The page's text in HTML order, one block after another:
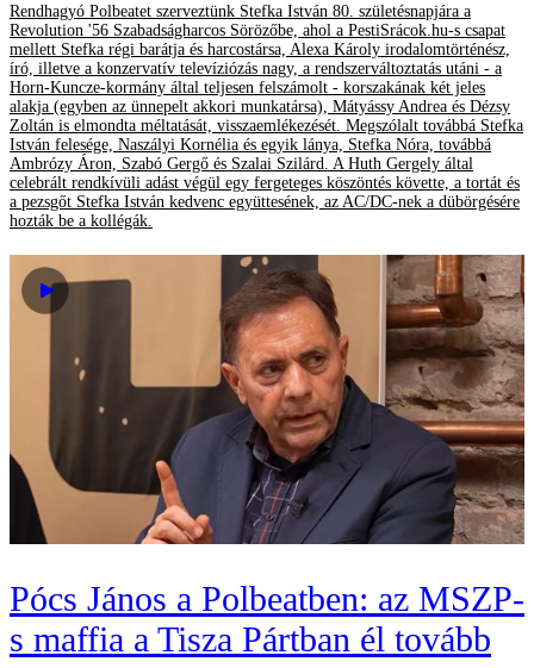
Rendhagyó Polbeatet szerveztünk Stefka István 80. születésnapjára a
Revolution '56 Szabadságharcos Sörözőbe, ahol a PestiSrácok.hu-s csapat
mellett Stefka régi barátja és harcostársa, Alexa Károly irodalomtörténész,
író, illetve a konzervatív televíziózás nagy, a rendszerváltoztatás utáni - a
Horn-Kuncze-kormány által teljesen felszámolt - korszakának két jeles
alakja (egyben az ünnepelt akkori munkatársa), Mátyássy Andrea és Dézsy
Zoltán is elmondta méltatását, visszaemlékezését. Megszólalt továbbá Stefka
István felesége, Naszályi Kornélia és egyik lánya, Stefka Nóra, továbbá
Ambrózy Áron, Szabó Gergő és Szalai Szilárd. A Huth Gergely által
celebrált rendkívüli adást végül egy fergeteges köszöntés követte, a tortát és
a pezsgőt Stefka István kedvenc együttesének, az AC/DC-nek a dübörgésére
hozták be a kollégák.
Pócs János a Polbeatben: az MSZP-
s maffia a Tisza Pártban él tovább